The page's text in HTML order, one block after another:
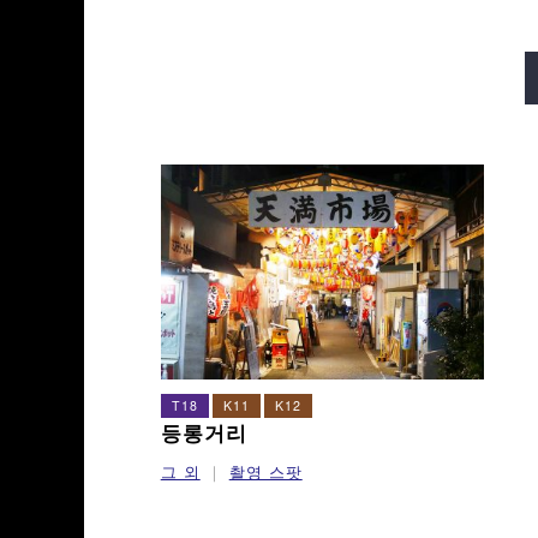
나가호리쓰루
T18 K11 K12
등롱거리
그 외 촬영 스팟